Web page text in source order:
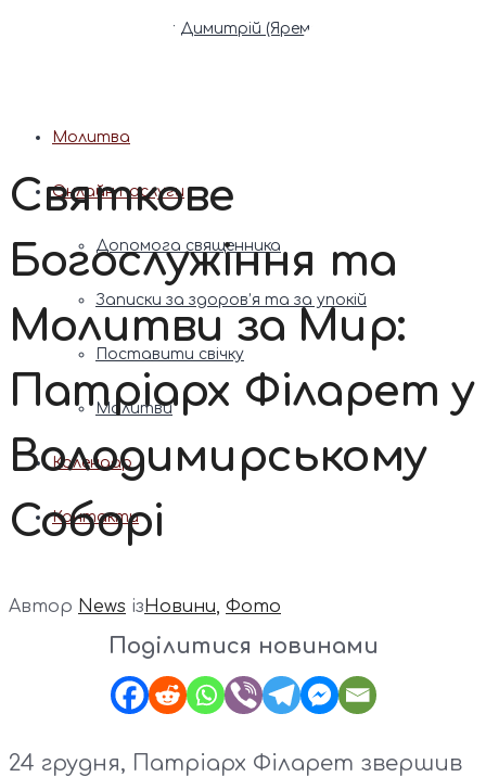
Патріарх Димитрій (Ярема)
Молитва
Онлайн послуги
Допомога священника
Записки за здоров’я та за упокій
Поставити свічку
Молитви
Календар
Контакти
Святкове
Богослужіння та
Молитви за Мир:
Патріарх Філарет у
Володимирському
Соборі
Автор News ізНовини, Фото
Поділитися новинами
24 грудня, Патріарх Філарет звершив